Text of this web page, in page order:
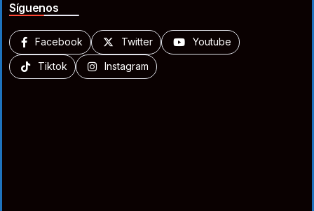
Síguenos
Facebook Twitter Youtube
Tiktok Instagram